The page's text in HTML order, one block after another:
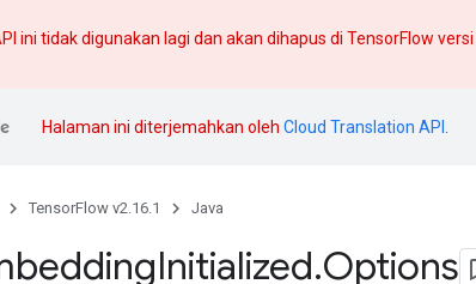
ini tidak digunakan lagi dan akan dihapus di TensorFlow
Halaman ini diterjemahkan oleh Cloud Translation API
TensorFlow v2.16.1 Java
Initialized.Options